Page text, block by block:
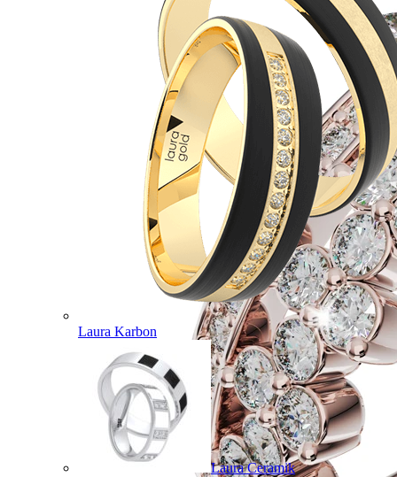
Laura Karbon
Laura Ceramik